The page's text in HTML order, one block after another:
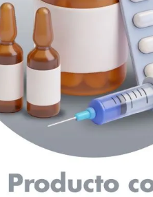
panolini
prueba embarazo